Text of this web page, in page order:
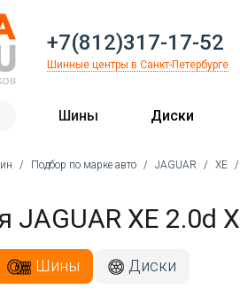
+7(812)317-17-52
Шинные центры в Санкт-Петербурге
Шины Диски
/ Подбор по марке авто / JAGUAR / XE /
XE 2.0d
Шины Диски